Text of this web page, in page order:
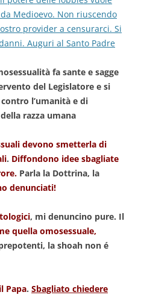
Medioevo. Non riuscendo
provider a censurarci. Si
Auguri al Santo Padre
fa sante e sagge
del Legislatore e si
l’umanità e di
razza umana
devono smetterla di
. Diffondono idee sbagliate
Parla la Dottrina, la
denunciati!
, mi denuncino pure. Il
quella omosessuale,
la shoah non é
Papa. Sbagliato chiedere